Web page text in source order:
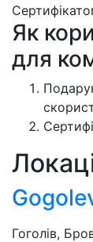
Як
для
Гоголів,